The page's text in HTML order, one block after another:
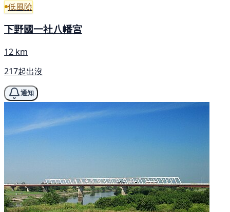
低風險
下野國一社八幡宮
12 km
217起出沒
通知